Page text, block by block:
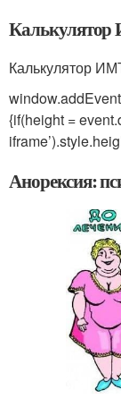
Калькулятор
{if(height =
Анорексия: